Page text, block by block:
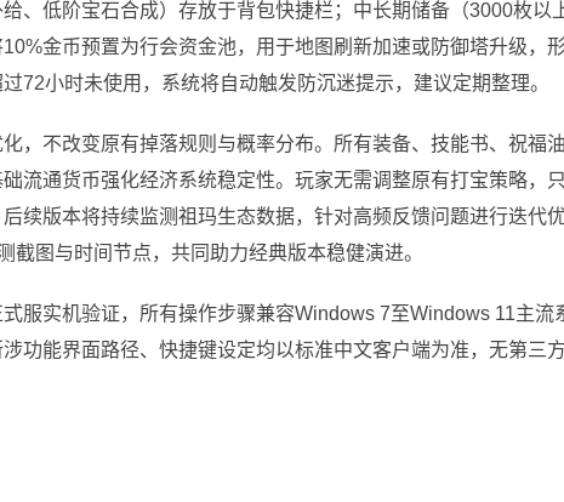
、低阶宝石合成）存放于背包快捷栏；中长期储备（3000枚以
金币预置为行会资金池，用于地图刷新加速或防御塔升级，
72小时未使用，系统将自动触发防沉迷提示，建议定期整理。
，不改变原有掉落规则与概率分布。所有装备、技能书、祝福
流通货币强化经济系统稳定性。玩家无需调整原有打宝策略，
续版本将持续监测祖玛生态数据，针对高频反馈问题进行迭代
截图与时间节点，共同助力经典版本稳健演进。
服实机验证，所有操作步骤兼容Windows 7至Windows 11主流
功能界面路径、快捷键设定均以标准中文客户端为准，无第三